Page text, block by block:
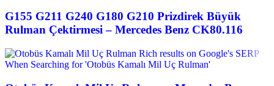
G155 G211 G240 G180 G210 Prizdirek Büyük
Rulman Çektirmesi – Mercedes Benz CK80.116